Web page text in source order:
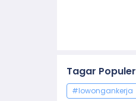
Tagar Populer
#lowongankerja